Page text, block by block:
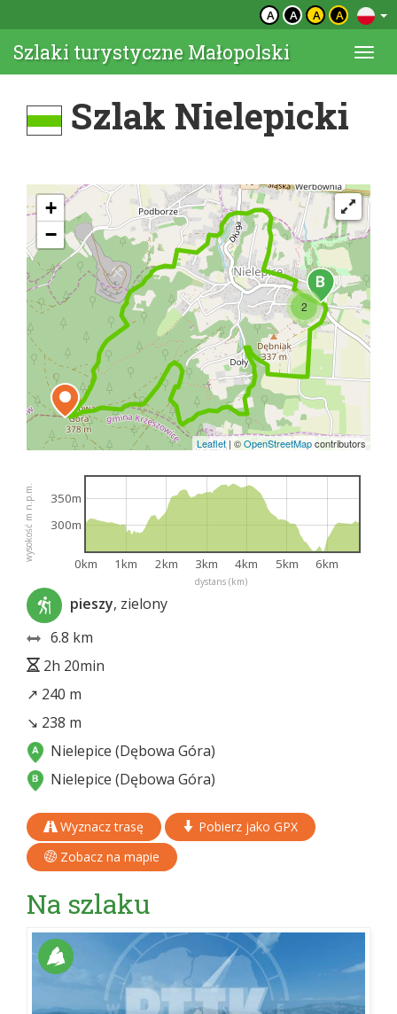
A A A A
Szlaki turystyczne Małopolski
Szlak Nielepicki
2
+
−
Leaflet | ©OpenStreetMapcontributors
dystans (km)
wysokość m n.p.m.
0km 1km 2km 3km 4km 5km 6km
300m
350m
pieszy, zielony
6.8 km
2h 20min
↗ 240 m
↘ 238 m
Nielepice (Dębowa Góra)
Nielepice (Dębowa Góra)
Wyznacz trasę
Pobierz jako GPX
Zobacz na mapie
Na szlaku